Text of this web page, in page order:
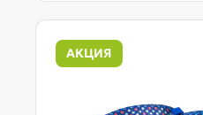
АКЦИЯ